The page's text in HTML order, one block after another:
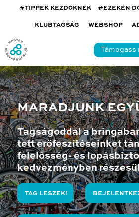
#TIPPEK KEZDŐKNEK #EZEKEN
KLUBTAGSÁG WEBSHOP
Támogass
MARADJUNK
Tagságoddal a
tett erőfeszítéseinket
felelősség- és
kedvezményben
TAG LESZEK!